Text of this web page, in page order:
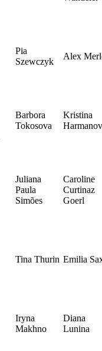
Pia
Szewczyk
Alex
Barbora
Tokosova
Kristina
Juliana
Paula
Simões
Caroline
Curtinaz
Goerl
Tina Thurin Emilia
Iryna
Makhno
Diana
Lunina